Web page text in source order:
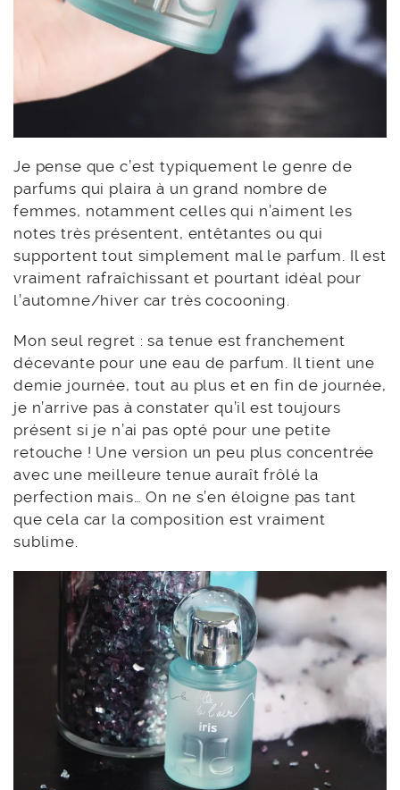
Je pense que c’est typiquement le genre de
parfums qui plaira à un grand nombre de
femmes, notamment celles qui n’aiment les
notes très présentent, entêtantes ou qui
supportent tout simplement mal le parfum. Il est
vraiment rafraîchissant et pourtant idéal pour
l’automne/hiver car très cocooning.
Mon seul regret : sa tenue est franchement
décevante pour une eau de parfum. Il tient une
demie journée, tout au plus et en fin de journée,
je n’arrive pas à constater qu’il est toujours
présent si je n’ai pas opté pour une petite
retouche ! Une version un peu plus concentrée
avec une meilleure tenue auraît frôlé la
perfection mais… On ne s’en éloigne pas tant
que cela car la composition est vraiment
sublime.